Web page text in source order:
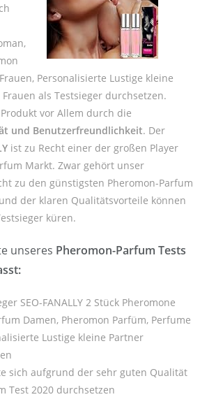
Personalisierte Lustige kleine
als Testsieger durchsetzen.
vor Allem durch die
und Benutzerfreundlichkeit. Der
ist zu Recht einer der großen Player
Markt. Zwar gehört unser
zu den günstigsten Pheromon-Parfum
der klaren Qualitätsvorteile können
küren.
unseres Pheromon-Parfum Tests
SEO-FANALLY 2 Stück Pheromone
Damen, Pheromon Parfüm, Perfume
Lustige kleine Partner
sich aufgrund der sehr guten Qualität
Test 2020 durchsetzen